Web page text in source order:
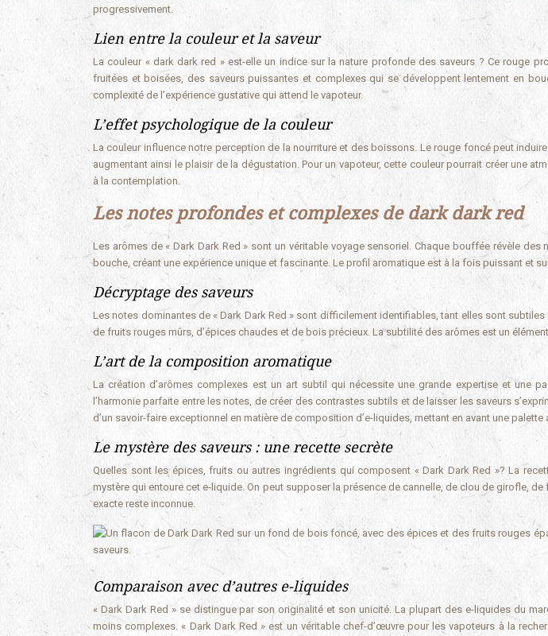
progressivement.
Lien entre la couleur et la saveur
La couleur « dark dark red » est-elle un indice sur la nature profonde des saveurs ? Ce rouge
fruitées et boisées, des saveurs puissantes et complexes qui se développent lentement en
complexité de l’expérience gustative qui attend le vapoteur.
L’effet psychologique de la couleur
La couleur influence notre perception de la nourriture et des boissons. Le rouge foncé peut
augmentant ainsi le plaisir de la dégustation. Pour un vapoteur, cette couleur pourrait créer une
à la contemplation.
Les notes profondes et complexes de dark dark red
Les arômes de « Dark Dark Red » sont un véritable voyage sensoriel. Chaque bouffée révèle
bouche, créant une expérience unique et fascinante. Le profil aromatique est à la fois puissant et
Décryptage des saveurs
Les notes dominantes de « Dark Dark Red » sont difficilement identifiables, tant elles sont
de fruits rouges mûrs, d’épices chaudes et de bois précieux. La subtilité des arômes est un
L’art de la composition aromatique
La création d’arômes complexes est un art subtil qui nécessite une grande expertise et une
l’harmonie parfaite entre les notes, de créer des contrastes subtils et de laisser les saveurs
d’un savoir-faire exceptionnel en matière de composition d’e-liquides, mettant en avant une
Le mystère des saveurs : une recette secrète
Quelles sont les épices, fruits ou autres ingrédients qui composent « Dark Dark Red »? La
mystère qui entoure cet e-liquide. On peut supposer la présence de cannelle, de clou de girofle,
exacte reste inconnue.
Comparaison avec d’autres e-liquides
« Dark Dark Red » se distingue par son originalité et son unicité. La plupart des e-liquides du
moins complexes. « Dark Dark Red » est un véritable chef-d’œuvre pour les vapoteurs à la